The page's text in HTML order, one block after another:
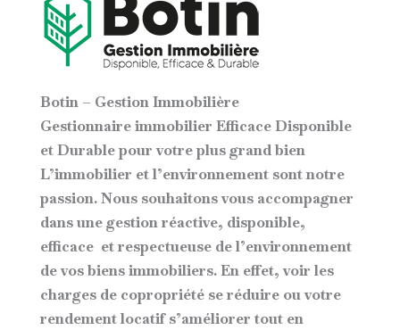
Botin – Gestion Immobilière
Gestionnaire immobilier Efficace Disponible
et Durable pour votre plus grand bien
L’immobilier et l’environnement sont notre
passion. Nous souhaitons vous accompagner
dans une gestion réactive, disponible,
efficace et respectueuse de l’environnement
de vos biens immobiliers. En effet, voir les
charges de copropriété se réduire ou votre
rendement locatif s’améliorer tout en